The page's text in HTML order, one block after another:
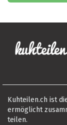
Kuhteilen.ch ist
ermöglicht
teilen.